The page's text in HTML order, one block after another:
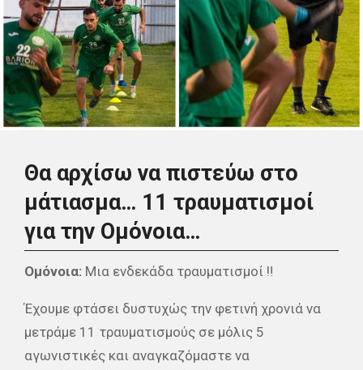
Θα αρχίσω να πιστεύω στο
μάτιασμα… 11 τραυματισμοί
για την Ομόνοια…
Ομόνοια: Μια ενδεκάδα τραυματισμοί ‼
Έχουμε φτάσει δυστυχώς την φετινή χρονιά να
μετράμε 11 τραυματισμούς σε μόλις 5
αγωνιστικές και αναγκαζόμαστε να